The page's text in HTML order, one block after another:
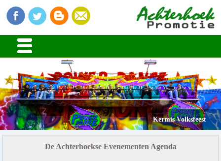
Kermis Volksfeest
De Achterhoekse Evenementen Agenda